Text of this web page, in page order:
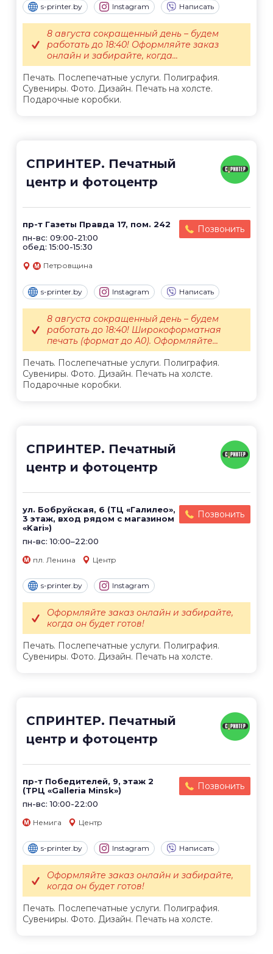
s-printer.by Instagram Написать
Печать. Послепечатные услуги. Полиграфия.
Сувениры. Фото. Дизайн. Печать на холсте.
Подарочные коробки.
8 августа сокращенный день – будем
работать до 18:40! Оформляйте заказ
онлайн и забирайте, когда...
СПРИНТЕР. Печатный
центр и фотоцентр
пр-т Газеты Правда 17, пом. 242
пн-вс: 09:00-21:00
обед: 15:00-15:30
Позвонить
Петровщина
s-printer.by Instagram Написать
Печать. Послепечатные услуги. Полиграфия.
Сувениры. Фото. Дизайн. Печать на холсте.
Подарочные коробки.
8 августа сокращенный день – будем
работать до 18:40! Широкоформатная
печать (формат до А0). Оформляйте...
СПРИНТЕР. Печатный
центр и фотоцентр
ул. Бобруйская, 6 (ТЦ «Галилео»,
3 этаж, вход рядом с магазином
«Kari»)
пн-вс: 10:00–22:00
Позвонить
пл. Ленина Центр
s-printer.by Instagram
Печать. Послепечатные услуги. Полиграфия.
Сувениры. Фото. Дизайн. Печать на холсте.
Оформляйте заказ онлайн и забирайте,
когда он будет готов!
СПРИНТЕР. Печатный
центр и фотоцентр
пр-т Победителей, 9, этаж 2
(ТРЦ «Galleria Minsk»)
пн-вс: 10:00-22:00
Позвонить
Немига Центр
s-printer.by Instagram Написать
Печать. Послепечатные услуги. Полиграфия.
Сувениры. Фото. Дизайн. Печать на холсте.
Оформляйте заказ онлайн и забирайте,
когда он будет готов!